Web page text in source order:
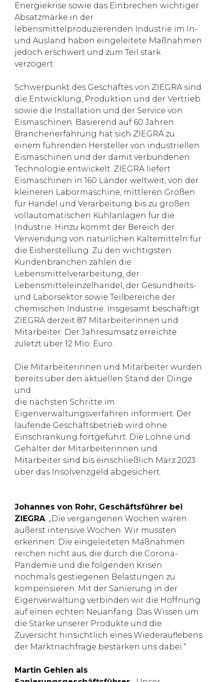
Energiekrise sowie das Einbrechen wichtiger
Absatzmärke in der
lebensmittelproduzierenden Industrie im In-
und Ausland haben eingeleitete Maßnahmen
jedoch erschwert und zum Teil stark
verzögert.
Schwerpunkt des Geschäftes von ZIEGRA sind
die Entwicklung, Produktion und der Vertrieb
sowie die Installation und der Service von
Eismaschinen. Basierend auf 60 Jahren
Branchenerfahrung hat sich ZIEGRA zu
einem führenden Hersteller von industriellen
Eismaschinen und der damit verbundenen
Technologie entwickelt. ZIEGRA liefert
Eismaschinen in 160 Länder weltweit, von der
kleineren Labormaschine, mittleren Größen
für Handel und Verarbeitung bis zu großen
vollautomatischen Kühlanlagen für die
Industrie. Hinzu kommt der Bereich der
Verwendung von natürlichen Kältemitteln für
die Eisherstellung. Zu den wichtigsten
Kundenbranchen zählen die
Lebensmittelverarbeitung, der
Lebensmitteleinzelhandel, der Gesundheits-
und Laborsektor sowie Teilbereiche der
chemischen Industrie. Insgesamt beschäftigt
ZIEGRA derzeit 87 Mitarbeiterinnen und
Mitarbeiter. Der Jahresumsatz erreichte
zuletzt über 12 Mio. Euro.
Die Mitarbeiterinnen und Mitarbeiter wurden
bereits über den aktuellen Stand der Dinge
und
die nächsten Schritte im
Eigenverwaltungsverfahren informiert. Der
laufende Geschäftsbetrieb wird ohne
Einschränkung fortgeführt. Die Löhne und
Gehälter der Mitarbeiterinnen und
Mitarbeiter sind bis einschließlich März 2023
über das Insolvenzgeld abgesichert.
Johannes von Rohr, Geschäftsführer bei
ZIEGRA: „Die vergangenen Wochen waren
äußerst intensive Wochen. Wir mussten
erkennen: Die eingeleiteten Maßnahmen
reichen nicht aus, die durch die Corona-
Pandemie und die folgenden Krisen
nochmals gestiegenen Belastungen zu
kompensieren. Mit der Sanierung in der
Eigenverwaltung verbinden wir die Hoffnung
auf einen echten Neuanfang. Das Wissen um
die Stärke unserer Produkte und die
Zuversicht hinsichtlich eines Wiederauflebens
der Marktnachfrage bestärken uns dabei.“
Martin Gehlen als